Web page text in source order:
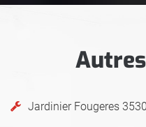
Jardinier Fougeres